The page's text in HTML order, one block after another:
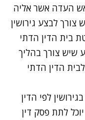
העדה אשר אליה
לבצע גירושין
בית הדין הדתי
שיש צורך בהליך
הדין הדתי
לפי הדין
לתת פסק דין